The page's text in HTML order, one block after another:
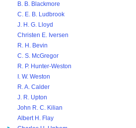
B. B. Blackmore
C. E. B. Ludbrook
J. H. G. Lloyd
Christen E. Iversen
R. H. Bevin
C. S. McGregor
R. P. Hunter-Weston
I. W. Weston
R. A. Calder
J. R. Upton
John R. C. Kilian
Albert H. Flay